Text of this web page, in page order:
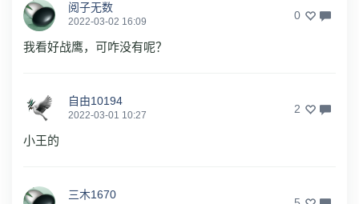
阅子无数
2022-03-02 16:09 0
我看好战鹰，可咋没有呢？
自由10194
2022-03-01 10:27 2
小王的
三木1670